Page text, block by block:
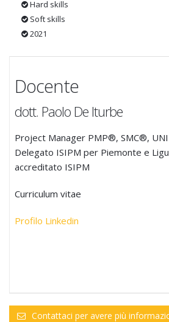
Hard skills
Soft skills
2021
Docente
dott. Paolo De Iturbe
Project Manager PMP®, SMC®,
Delegato ISIPM per Piemonte e
accreditato ISIPM
Curriculum vitae
Profilo Linkedin
Contattaci per avere più